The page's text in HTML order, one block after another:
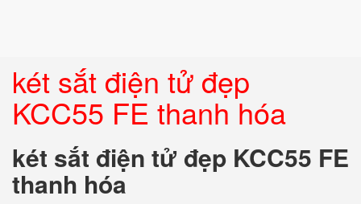
két sắt điện tử đẹp
KCC55 FE thanh hóa
két sắt điện tử đẹp KCC55 FE
thanh hóa